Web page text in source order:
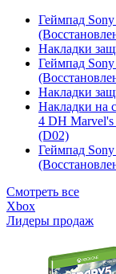
Геймпад
Накладки
Геймпад
Накладки
Накладки на
4 DH
(D02)
Геймпад
Смотреть все
Xbox
Лидеры продаж